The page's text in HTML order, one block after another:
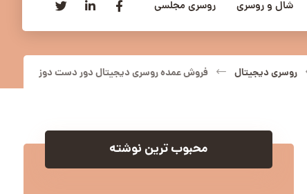
شال و روسری روسری مجلسی
روسری دیجیتال فروش عمده روسری دیجیتال دور دست دوز
محبوب ترین نوشته